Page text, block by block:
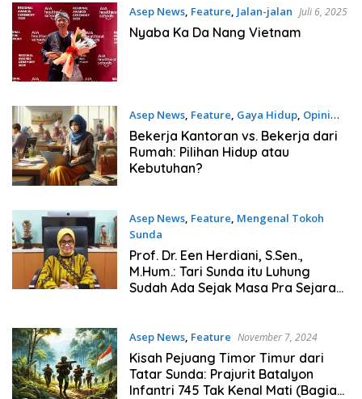
Asep News, Feature, Jalan-jalan Juli 6, 2025
Nyaba Ka Da Nang Vietnam
Asep News, Feature, Gaya Hidup, Opini
April 25, 2025
Bekerja Kantoran vs. Bekerja dari
Rumah: Pilihan Hidup atau
Kebutuhan?
Asep News, Feature, Mengenal Tokoh
Sunda
Maret 7, 2025
Prof. Dr. Een Herdiani, S.Sen.,
M.Hum.: Tari Sunda itu Luhung
Sudah Ada Sejak Masa Pra Sejarah
Asep News, Feature November 7, 2024
Kisah Pejuang Timor Timur dari
Tatar Sunda: Prajurit Batalyon
Infantri 745 Tak Kenal Mati (Bagian